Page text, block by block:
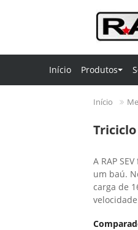
Início Produtos
Início
A RAP
um baú.
carga de